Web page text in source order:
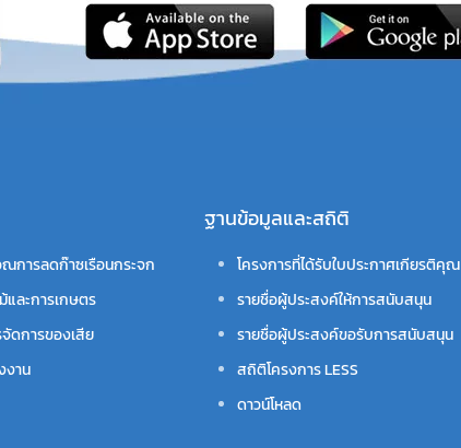
ณการลดก๊าซเรือนกระจก
และการเกษตร
ดการของเสีย
งาน
ฐานข้อมูลและสถิติ
โครงการที่ได้รับใบประกาศเกียรติคุณ
รายชื่อผู้ประสงค์ให้การสนับสนุน
รายชื่อผู้ประสงค์ขอรับการสนับสนุน
สถิติโครงการ LESS
ดาวน์โหลด